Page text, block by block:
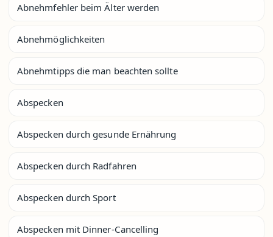
Abnehmfehler beim Älter werden
Abnehmöglichkeiten
Abnehmtipps die man beachten sollte
Abspecken
Abspecken durch gesunde Ernährung
Abspecken durch Radfahren
Abspecken durch Sport
Abspecken mit Dinner-Cancelling